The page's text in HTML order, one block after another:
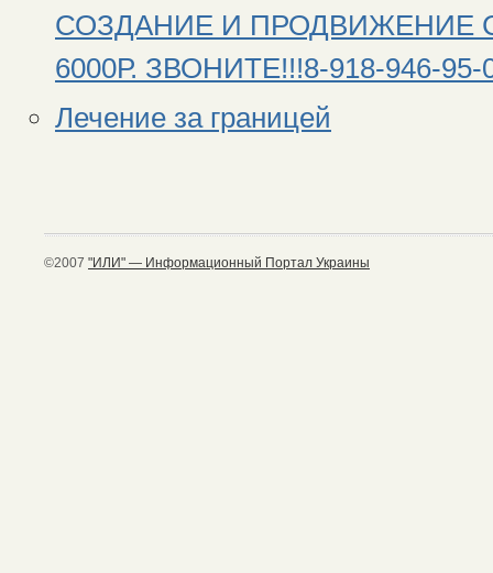
СОЗДАНИЕ И ПРОДВИЖЕНИЕ
6000Р. ЗВОНИТЕ!!!8-918-946-
Лечение за границей
©2007 "ИЛИ" — Информационный Портал Украины